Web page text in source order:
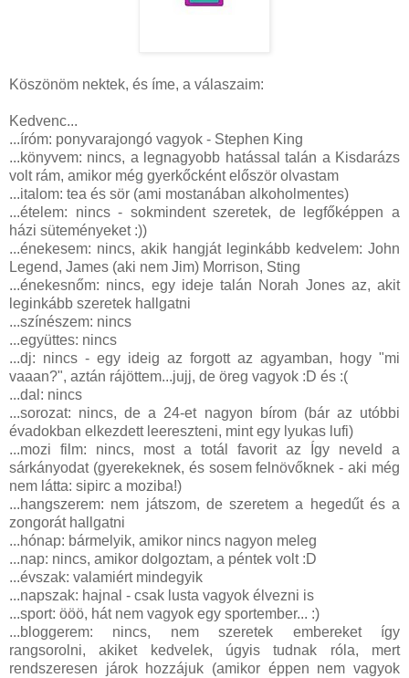
Köszönöm nektek, és íme, a válaszaim:
Kedvenc...
...íróm: ponyvarajongó vagyok - Stephen King
...könyvem: nincs, a legnagyobb hatással talán a Kisdarázs
volt rám, amikor még gyerkőcként először olvastam
...italom: tea és sör (ami mostanában alkoholmentes)
...ételem: nincs - sokmindent szeretek, de legfőképpen a
házi süteményeket :))
...énekesem: nincs, akik hangját leginkább kedvelem: John
Legend, James (aki nem Jim) Morrison, Sting
...énekesnőm: nincs, egy ideje talán Norah Jones az, akit
leginkább szeretek hallgatni
...színészem: nincs
...együttes: nincs
...dj: nincs - egy ideig az forgott az agyamban, hogy "mi
vaaan?", aztán rájöttem...jujj, de öreg vagyok :D és :(
...dal: nincs
...sorozat: nincs, de a 24-et nagyon bírom (bár az utóbbi
évadokban elkezdett leereszteni, mint egy lyukas lufi)
...mozi film: nincs, most a totál favorit az Így neveld a
sárkányodat (gyerekeknek, és sosem felnövőknek - aki még
nem látta: sipirc a moziba!)
...hangszerem: nem játszom, de szeretem a hegedűt és a
zongorát hallgatni
...hónap: bármelyik, amikor nincs nagyon meleg
...nap: nincs, amikor dolgoztam, a péntek volt :D
...évszak: valamiért mindegyik
...napszak: hajnal - csak lusta vagyok élvezni is
...sport: ööö, hát nem vagyok egy sportember... :)
...bloggerem: nincs, nem szeretek embereket így
rangsorolni, akiket kedvelek, úgyis tudnak róla, mert
rendszeresen járok hozzájuk (amikor éppen nem vagyok